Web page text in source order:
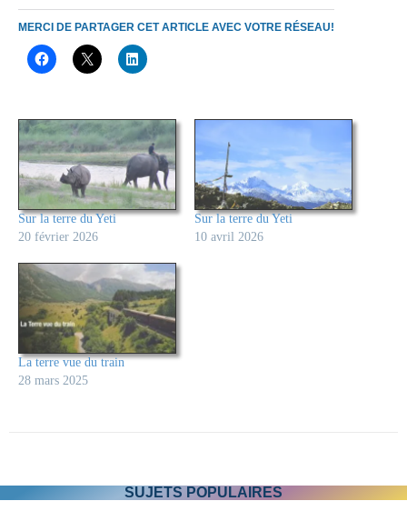
MERCI DE PARTAGER CET ARTICLE AVEC VOTRE RÉSEAU!
Sur la terre du Yeti
20 février 2026
Sur la terre du Yeti
10 avril 2026
La terre vue du train
28 mars 2025
SUJETS POPULAIRES